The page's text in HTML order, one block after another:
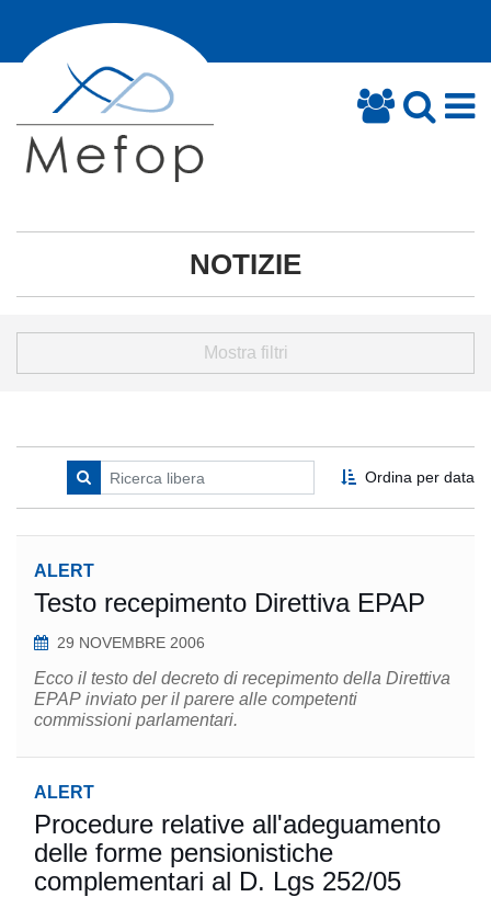
NOTIZIE
Mostra filtri
Ordina per data
ALERT
Testo recepimento Direttiva EPAP
29 NOVEMBRE 2006
Ecco il testo del decreto di recepimento della Direttiva
EPAP inviato per il parere alle competenti
commissioni parlamentari.
ALERT
Procedure relative all'adeguamento
delle forme pensionistiche
complementari al D. Lgs 252/05